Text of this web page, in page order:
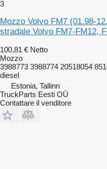
3
Mozzo Volvo FM7 (01.98-
stradale Volvo FM7-FM12,
100,81 € Netto
Mozzo
3988773 3988774 20518054
diesel
Estonia, Tallinn
TruckParts Eesti OÜ
Contattare il venditore